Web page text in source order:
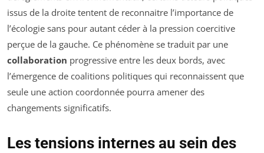
issus de la droite tentent de reconnaitre l’importance de
l’écologie sans pour autant céder à la pression coercitive
perçue de la gauche. Ce phénomène se traduit par une
collaboration progressive entre les deux bords, avec
l’émergence de coalitions politiques qui reconnaissent que
seule une action coordonnée pourra amener des
changements significatifs.
Les tensions internes au sein des